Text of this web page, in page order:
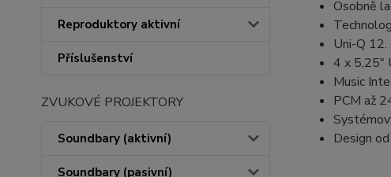
Reproduktory aktivní
Příslušenství
ZVUKOVÉ PROJEKTORY
Soundbary (aktivní)
Soundbary (pasivní)
Osobně
Uni-Q
4 x 5,25"
Music
PCM až
Design